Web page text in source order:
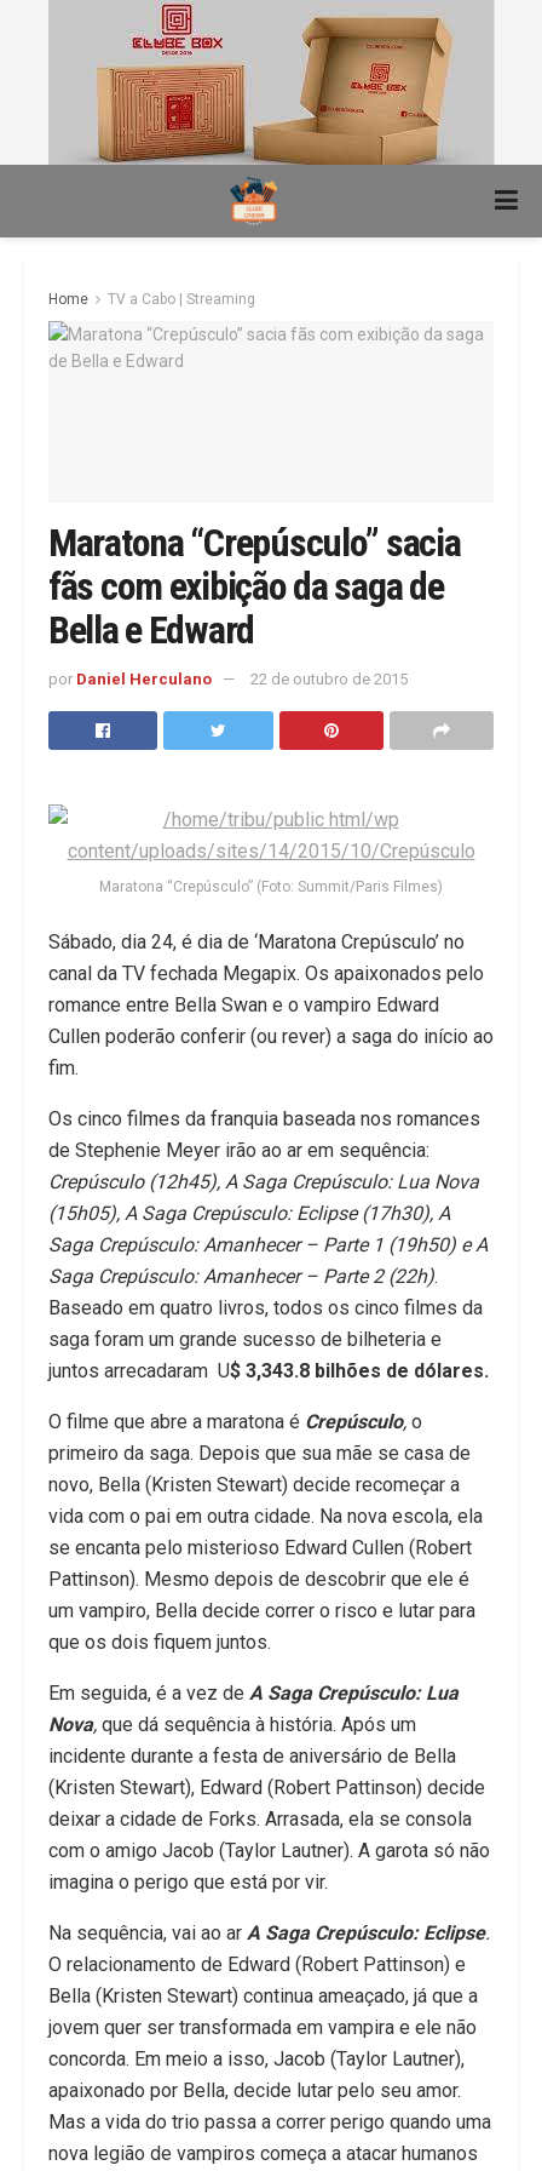
Home TV a Cabo | Streaming
Maratona “Crepúsculo” sacia
fãs com exibição da saga de
Bella e Edward
por Daniel Herculano 22 de outubro de 2015
Maratona “Crepúsculo” (Foto: Summit/Paris Filmes)
Sábado, dia 24, é dia de ‘Maratona Crepúsculo’ no
canal da TV fechada Megapix. Os apaixonados pelo
romance entre Bella Swan e o vampiro Edward
Cullen poderão conferir (ou rever) a saga do início ao
fim.
Os cinco filmes da franquia baseada nos romances
de Stephenie Meyer irão ao ar em sequência:
Crepúsculo (12h45), A Saga Crepúsculo: Lua Nova
(15h05), A Saga Crepúsculo: Eclipse (17h30), A
Saga Crepúsculo: Amanhecer – Parte 1 (19h50) e A
Saga Crepúsculo: Amanhecer – Parte 2 (22h).
Baseado em quatro livros, todos os cinco filmes da
saga foram um grande sucesso de bilheteria e
juntos arrecadaram U$ 3,343.8 bilhões de dólares.
O filme que abre a maratona é Crepúsculo, o
primeiro da saga. Depois que sua mãe se casa de
novo, Bella (Kristen Stewart) decide recomeçar a
vida com o pai em outra cidade. Na nova escola, ela
se encanta pelo misterioso Edward Cullen (Robert
Pattinson). Mesmo depois de descobrir que ele é
um vampiro, Bella decide correr o risco e lutar para
que os dois fiquem juntos.
Em seguida, é a vez de A Saga Crepúsculo: Lua
Nova, que dá sequência à história. Após um
incidente durante a festa de aniversário de Bella
(Kristen Stewart), Edward (Robert Pattinson) decide
deixar a cidade de Forks. Arrasada, ela se consola
com o amigo Jacob (Taylor Lautner). A garota só não
imagina o perigo que está por vir.
Na sequência, vai ao ar A Saga Crepúsculo: Eclipse.
O relacionamento de Edward (Robert Pattinson) e
Bella (Kristen Stewart) continua ameaçado, já que a
jovem quer ser transformada em vampira e ele não
concorda. Em meio a isso, Jacob (Taylor Lautner),
apaixonado por Bella, decide lutar pelo seu amor.
Mas a vida do trio passa a correr perigo quando uma
nova legião de vampiros começa a atacar humanos